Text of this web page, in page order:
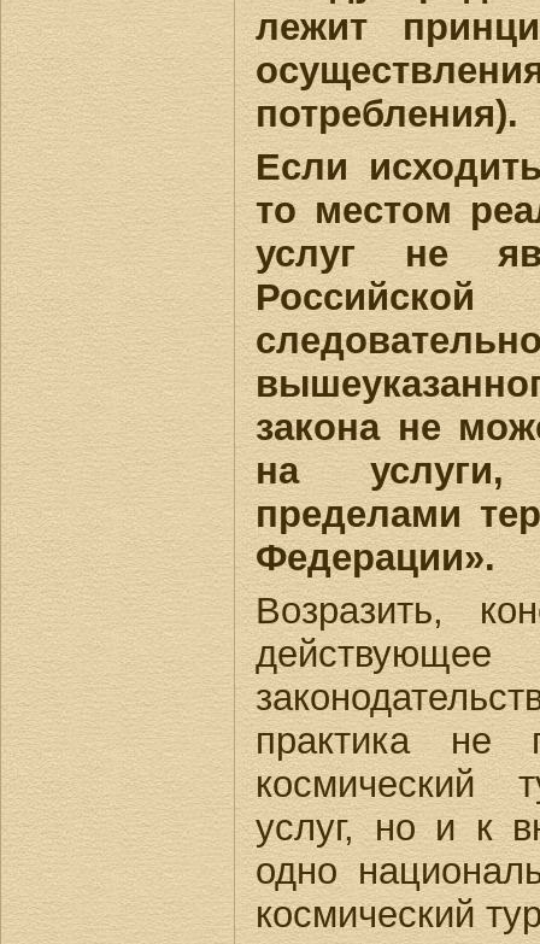
лежит
потребления).
Если
то местом
услуг не
закона не
на услуги,
пределами
Федерации».
Возразить,
практика не
космический
услуг, но и к
одно
космический